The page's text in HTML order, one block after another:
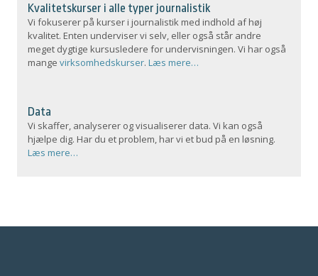
Kvalitetskurser i alle typer journalistik
Vi fokuserer på kurser i journalistik med indhold af høj
kvalitet. Enten underviser vi selv, eller også står andre
meget dygtige kursusledere for undervisningen. Vi har også
mangevirksomhedskurser.Læs mere…
Data
Vi skaffer, analyserer og visualiserer data. Vi kan også
hjælpe dig. Har du et problem, har vi et bud på en løsning.
Læs mere…